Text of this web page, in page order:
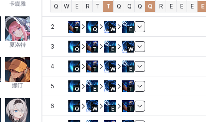
卡緹雅
夏洛特
娜汀
Q
W
E
R
T
T
Q
Q
Q
Q
R
E
E
E
E
2 T Q W E
3 Q T E W
4 Q T W E
5 Q E W T
6 Q W E T